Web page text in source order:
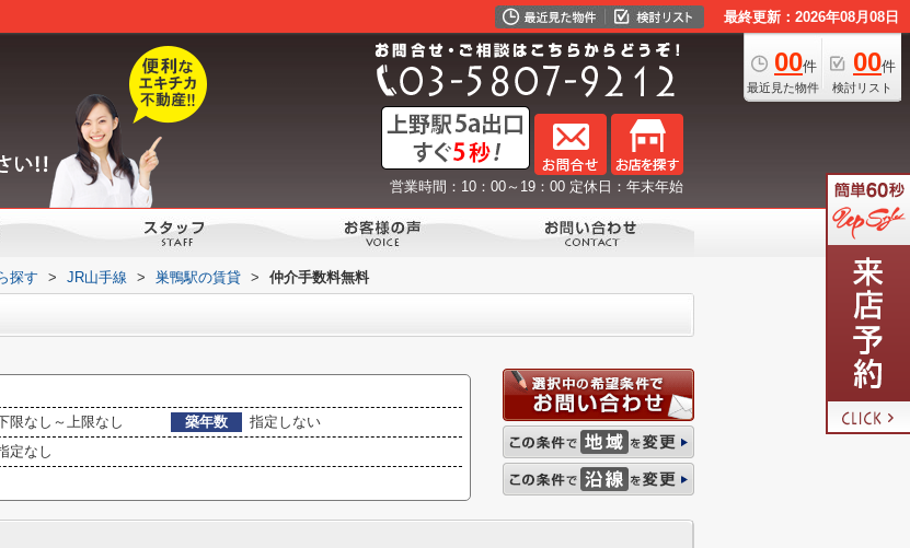
最終更新：2026年08月08日
00件
最近見た物件
00件
検討リスト
営業時間：10：00～19：00 定休日：年末年始
探す > JR山手線 > 巣鴨駅の賃貸 > 仲介手数料無料
限なし～上限なし 築年数
指定しない
定なし